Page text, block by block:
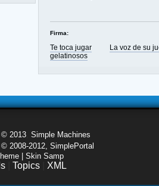
Firma:
Te toca jugar
La voz de su
gelatinosos
2013 Simple Machines
2008-2012, SimplePortal
| Skin Samp
Topics XML